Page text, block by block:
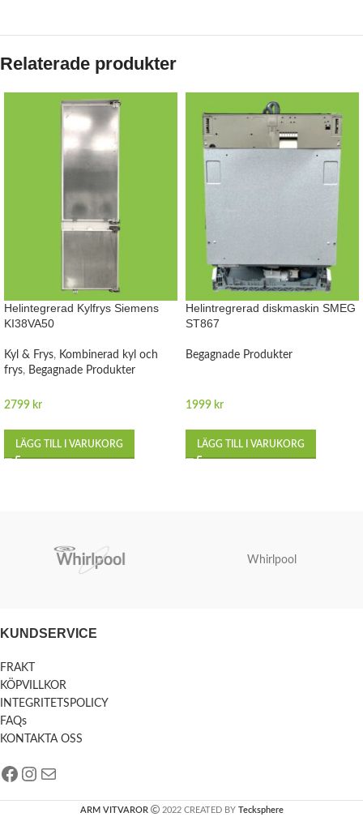
Relaterade produkter
Helintegrerad Kylfrys Siemens
KI38VA50
Kyl & Frys, Kombinerad kyl och
frys, Begagnade Produkter
2799 kr
LÄGG TILL I VARUKORG
Helintregrerad diskmaskin SMEG
ST867
Begagnade Produkter
1999 kr
LÄGG TILL I VARUKORG
Whirlpool
KUNDSERVICE
FRAKT
KÖPVILLKOR
INTEGRITETSPOLICY
FAQs
KONTAKTA OSS
ARM VITVAROR 2022 CREATED BY Tecksphere